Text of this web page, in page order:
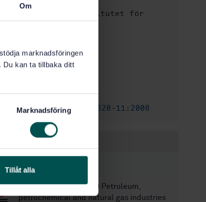
Om
marknadsföringen
Du kan ta tillbaka ditt
Marknadsföring
Tillåt alla
Svenska institutet för
no:STD-70021
1
of pages:16
SS-EN ISO 13628-11:2008
SS-EN ISO 20321:2020 Petroleum,
petrochemical and natural gas industries